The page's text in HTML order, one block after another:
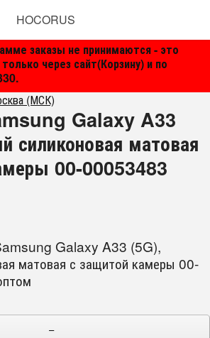
заказы не принимаются - это
через сайт(Корзину) и по
HOCORUS
(МСК)
Galaxy A33
силиконовая матовая
00-00053483
Galaxy A33 (5G),
матовая с защитой камеры 00-
−